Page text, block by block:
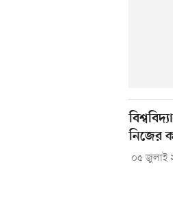
নিজের
০৫ জুলাই